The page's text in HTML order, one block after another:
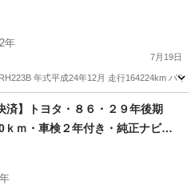
ースライドドア★ AC100★
年
7月19日
年式平成24年12月 走行164224km パ
エース コミューター
済】トヨタ・８６・２９年後期
ｋｍ・車検２年付き・純正ナビＴ
ＥＴＣクルーズコントロール